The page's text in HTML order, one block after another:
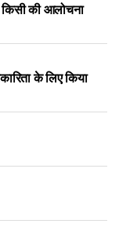
की आलोचना
के लिए किया